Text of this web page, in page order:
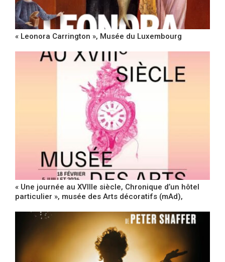
« Leonora Carrington », Musée du Luxembourg
« Une journée au XVIIIe siècle, Chronique d’un hôtel
particulier », musée des Arts décoratifs (mAd),